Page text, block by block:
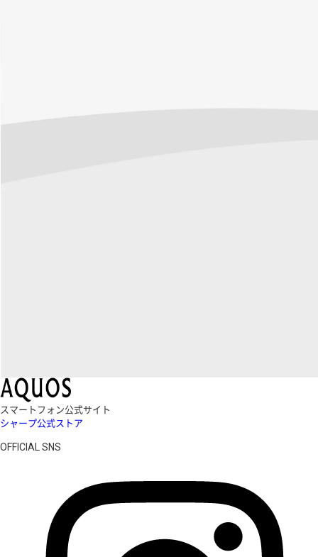
スマートフォン公式サイト
シャープ公式ストア
OFFICIAL SNS